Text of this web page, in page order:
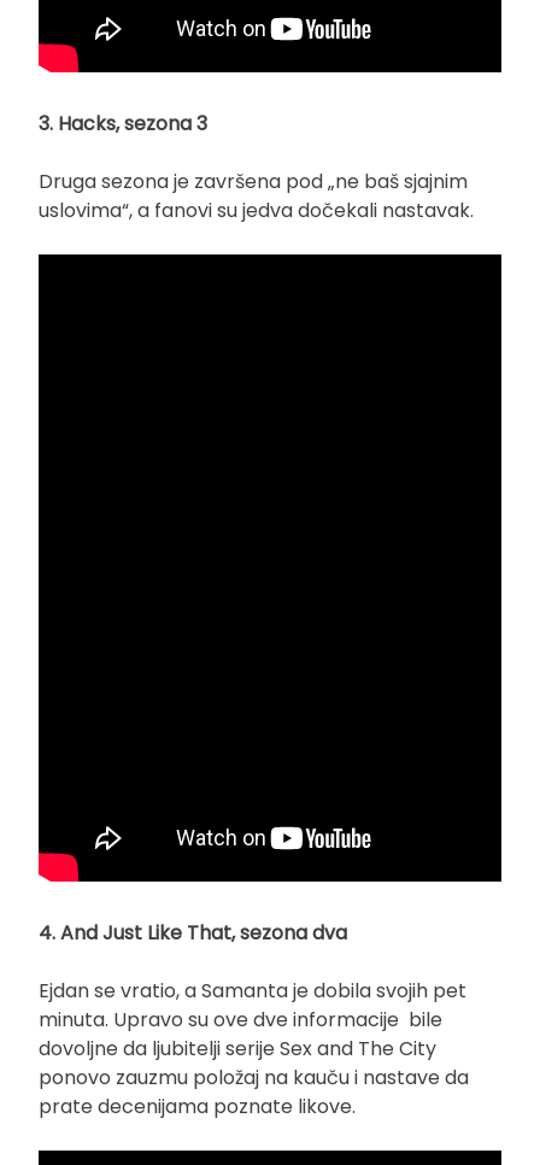
3. Hacks, sezona 3
Druga sezona je završena pod „ne baš sjajnim
uslovima“, a fanovi su jedva dočekali nastavak.
4. And Just Like That, sezona dva
Ejdan se vratio, a Samanta je dobila svojih pet
minuta. Upravo su ove dve informacije bile
dovoljne da ljubitelji serije Sex and The City
ponovo zauzmu položaj na kauču i nastave da
prate decenijama poznate likove.